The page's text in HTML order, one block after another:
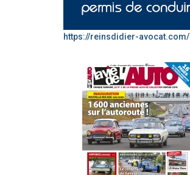
https://reinsdidier-avocat.com/